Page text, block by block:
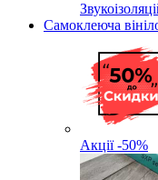
Самоклеюча
Акції -50%